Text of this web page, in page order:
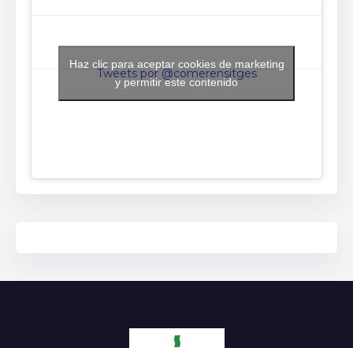
Tweets por @comerensitges
Haz clic para aceptar cookies de marketing
y permitir este contenido